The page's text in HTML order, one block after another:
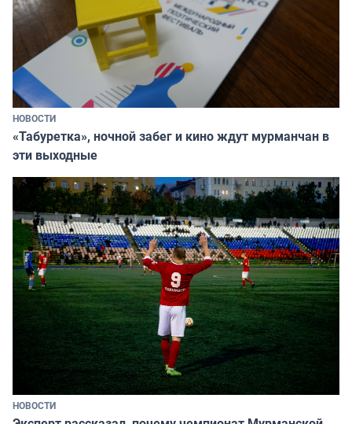
НОВОСТИ
«Табуретка», ночной забег и кино ждут мурманчан в
эти выходные
НОВОСТИ